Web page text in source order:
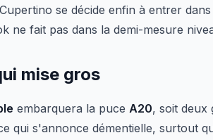
se décide enfin à entrer dans
ne fait pas dans la demi-mesure
mise gros
embarquera la puce A20, soit deux
qui s'annonce démentielle, surtout